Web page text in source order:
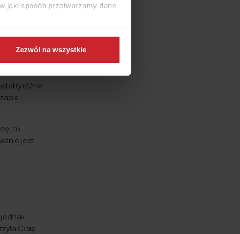
jaki sposób przetwarzamy dane
Zezwól na wszystkie
To
chcą
bywają
różne
to
jest
Ci się